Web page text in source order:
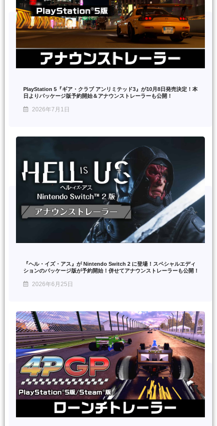
PlayStation 5『ギア・クラブ アンリミテッド3』が10月8日発売決定！本
日よりパッケージ版予約開始＆アナウンストレーラーも公開！
2026年7月1日
『ヘル・イズ・アス』が Nintendo Switch 2 に登場！スペシャルエディ
ションのパッケージ版が予約開始！併せてアナウンストレーラーも公開！
2026年6月25日